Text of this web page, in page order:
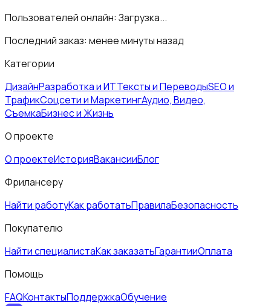
Пользователей онлайн: Загрузка...
Последний заказ: менее минуты назад
Категории
ДизайнРазработка и ИТТексты и ПереводыSEO и
ТрафикСоцсети и МаркетингАудио, Видео,
СъемкаБизнес и Жизнь
О проекте
О проектеИсторияВакансииБлог
Фрилансеру
Найти работуКак работатьПравилаБезопасность
Покупателю
Найти специалистаКак заказатьГарантииОплата
Помощь
FAQКонтактыПоддержкаОбучение